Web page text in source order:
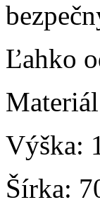
Ľahko
Výška:
Šírka: